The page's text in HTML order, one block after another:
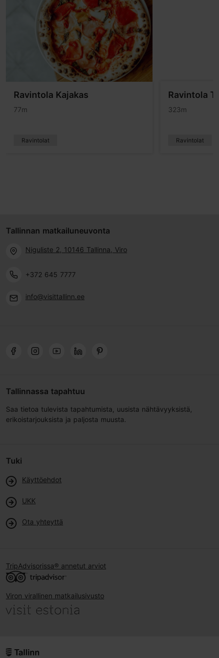
Ravintola Kajakas
77m
Ravintolat
Ravintola
323m
Ravintolat
Tallinnan matkailuneuvonta
Niguliste 2, 10146 Tallinna, Viro
+372 645 7777
info@visittallinn.ee
Tallinnassa tapahtuu
Saa tietoa tulevista tapahtumista, uusista nähtävyyksistä,
erikoistarjouksista ja paljosta muusta.
Tuki
Käyttöehdot
UKK
Ota yhteyttä
TripAdvisorissa® annetut arviot
Viron virallinen matkailusivusto